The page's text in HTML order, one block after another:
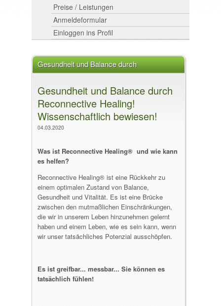
Preise / Leistungen
Anmeldeformular
Einloggen ins Profil
Gesundheit und Balance durch
Reconnective Healing! Wissenschaftlich
bewiesen!
Gesundheit und Balance durch
Reconnective Healing!
Wissenschaftlich bewiesen!
04.03.2020
Was ist Reconnective Healing® und wie kann
es helfen?
Reconnective Healing® ist eine Rückkehr zu
einem optimalen Zustand von Balance,
Gesundheit und Vitalität. Es ist eine Brücke
zwischen den mutmaßlichen Einschränkungen,
die wir in unserem Leben hinzunehmen gelernt
haben und einem Leben, wie es sein kann, wenn
wir unser tatsächliches Potenzial ausschöpfen.
Es ist greifbar... messbar... Sie können es
tatsächlich fühlen!